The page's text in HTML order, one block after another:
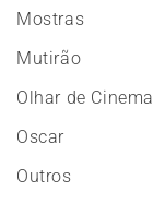
Mostras
Mutirão
Olhar de Cinema
Oscar
Outros